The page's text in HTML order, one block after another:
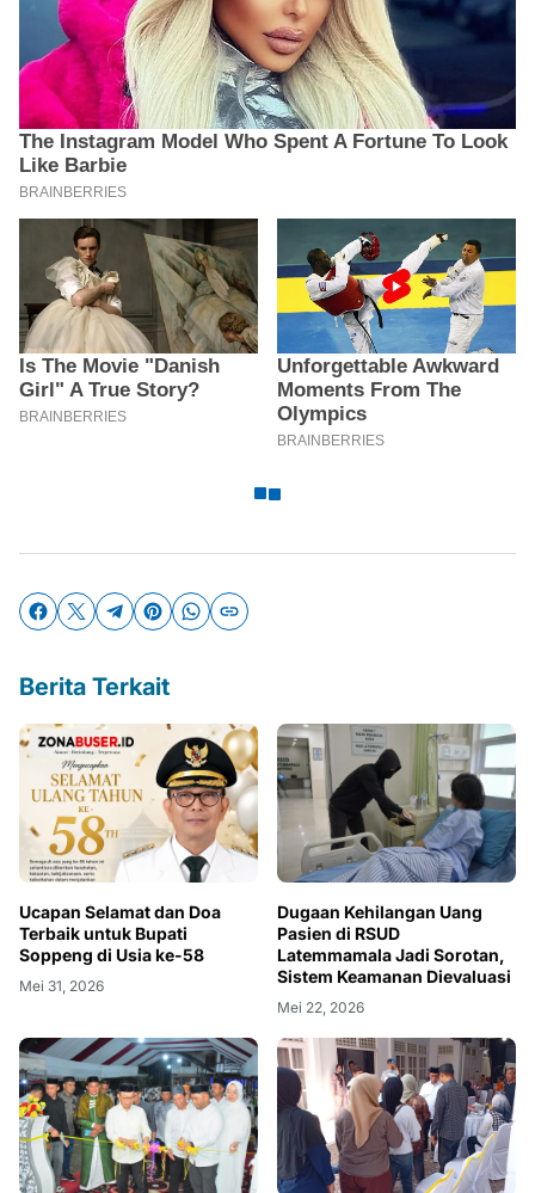
Berita Terkait
Ucapan Selamat dan Doa
Terbaik untuk Bupati
Soppeng di Usia ke-58
Mei 31, 2026
Dugaan Kehilangan Uang
Pasien di RSUD
Latemmamala Jadi Sorotan,
Sistem Keamanan Dievaluasi
Mei 22, 2026